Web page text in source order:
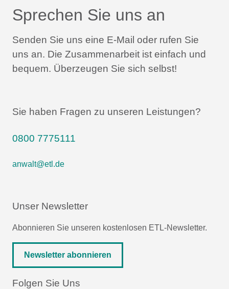
Sprechen Sie uns an
Senden Sie uns eine E-Mail oder rufen Sie
uns an. Die Zusammenarbeit ist einfach und
bequem. Überzeugen Sie sich selbst!
Sie haben Fragen zu unseren Leistungen?
0800 7775111
anwalt@etl.de
Unser Newsletter
Abonnieren Sie unseren kostenlosen ETL-Newsletter.
Newsletter abonnieren
Folgen Sie Uns